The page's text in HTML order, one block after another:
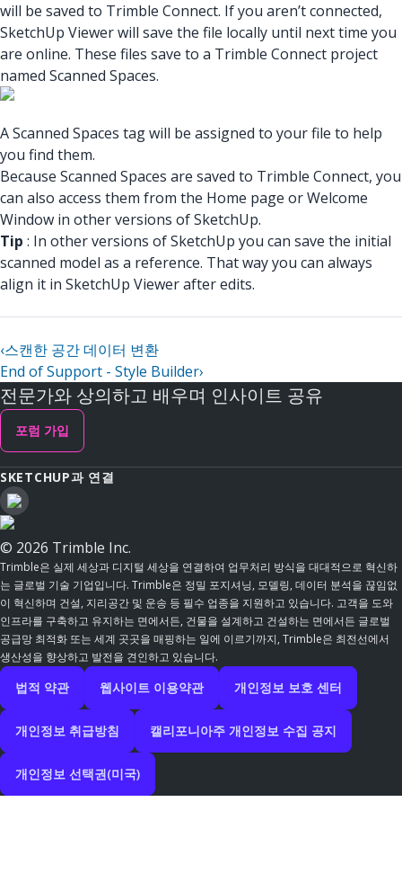
will be saved to Trimble Connect. If you aren’t connected,
SketchUp Viewer will save the file locally until next time you
are online. These files save to a Trimble Connect project
named Scanned Spaces.
A Scanned Spaces tag will be assigned to your file to help
you find them.
Because Scanned Spaces are saved to Trimble Connect, you
can also access them from the Home page or Welcome
Window in other versions of SketchUp.
Tip : In other versions of SketchUp you can save the initial
scanned model as a reference. That way you can always
align it in SketchUp Viewer after edits.
‹스캔한 공간 데이터 변환
End of Support - Style Builder›
전문가와 상의하고 배우며 인사이트 공유
포럼 가입
SKETCHUP과 연결
© 2026 Trimble Inc.
Trimble은 실제 세상과 디지털 세상을 연결하여 업무처리 방식을 대대적으로 혁신하
는 글로벌 기술 기업입니다. Trimble은 정밀 포지셔닝, 모델링, 데이터 분석을 끊임없
이 혁신하며 건설, 지리공간 및 운송 등 필수 업종을 지원하고 있습니다. 고객을 도와
인프라를 구축하고 유지하는 면에서든, 건물을 설계하고 건설하는 면에서든 글로벌
공급망 최적화 또는 세계 곳곳을 매핑하는 일에 이르기까지, Trimble은 최전선에서
생산성을 향상하고 발전을 견인하고 있습니다.
법적 약관 웹사이트 이용약관 개인정보 보호 센터
개인정보 취급방침 캘리포니아주 개인정보 수집 공지
개인정보 선택권(미국)